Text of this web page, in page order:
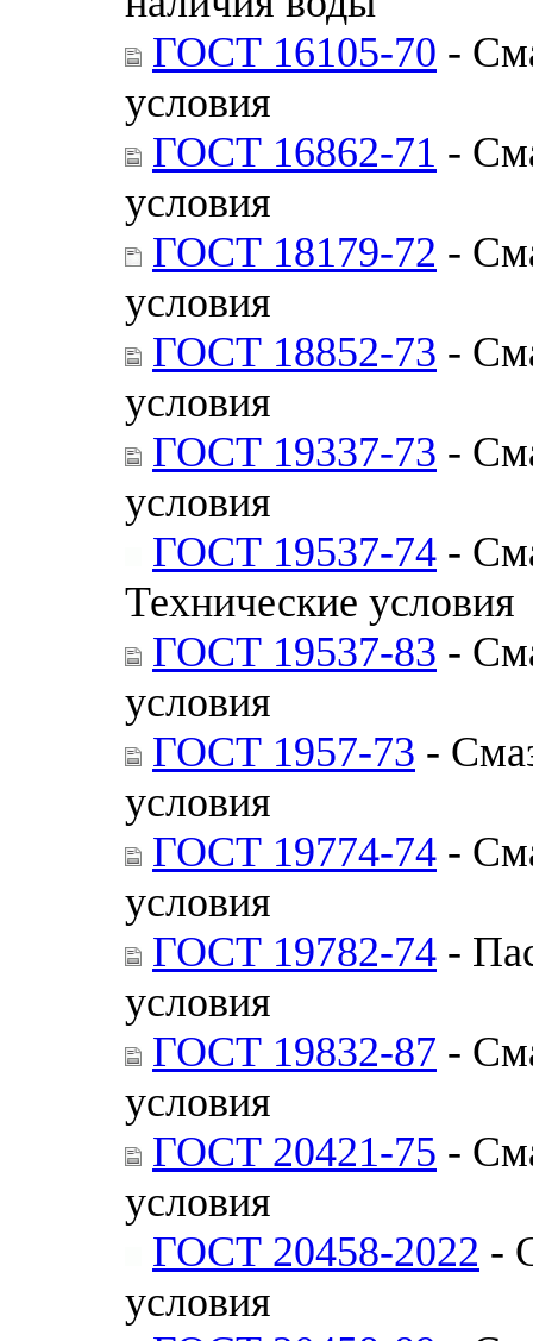
ГОСТ 16105-70 -
условия
ГОСТ 16862-71 -
условия
ГОСТ 18179-72 -
условия
ГОСТ 18852-73 -
условия
ГОСТ 19337-73 -
условия
ГОСТ 19537-74 -
Технические условия
ГОСТ 19537-83 -
условия
ГОСТ 1957-73 -
условия
ГОСТ 19774-74 -
условия
ГОСТ 19782-74 -
условия
ГОСТ 19832-87 -
условия
ГОСТ 20421-75 -
условия
ГОСТ 20458-2022 -
условия